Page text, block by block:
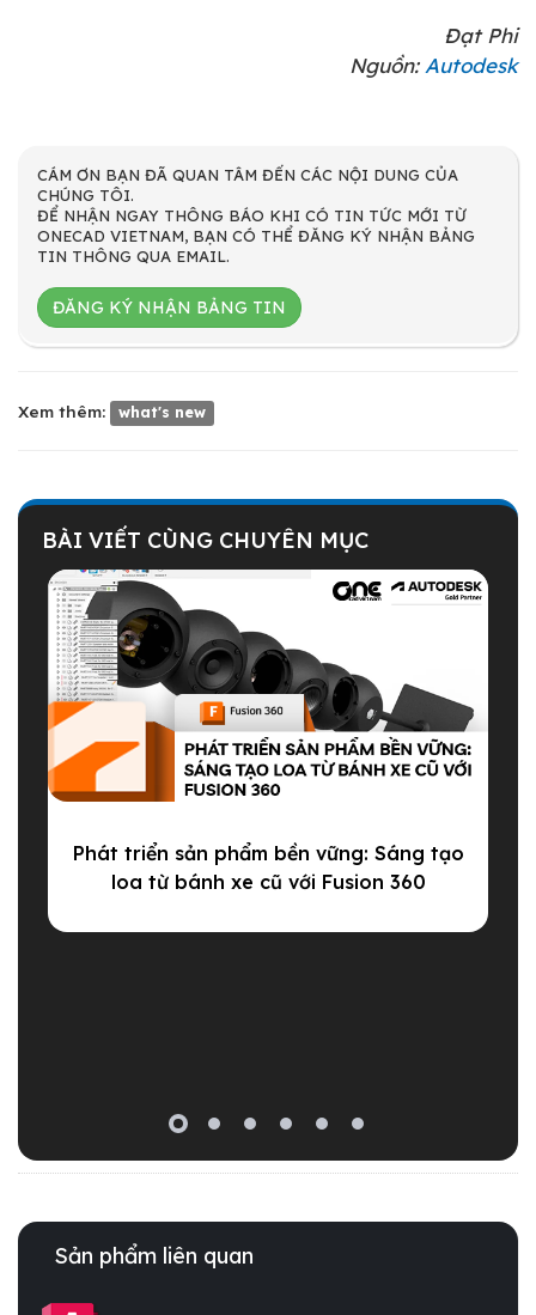
Đạt Phi
Nguồn:Autodesk
CÁM ƠN BẠN ĐÃ QUAN TÂM ĐẾN CÁC NỘI DUNG CỦA
CHÚNG TÔI.
ĐỂ NHẬN NGAY THÔNG BÁO KHI CÓ TIN TỨC MỚI TỪ
ONECAD VIETNAM, BẠN CÓ THỂ ĐĂNG KÝ NHẬN BẢNG
TIN THÔNG QUA EMAIL.
ĐĂNG KÝ NHẬN BẢNG TIN
Xem thêm: what's new
BÀI VIẾT CÙNG CHUYÊN MỤC
Phát triển sản phẩm bền vững: Sáng tạo
loa từ bánh xe cũ với Fusion 360
Sản phẩm liên quan